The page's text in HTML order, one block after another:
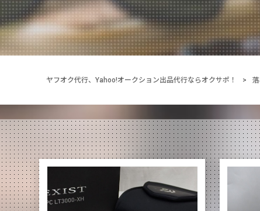
ヤフオク代行、Yahoo!オークション出品代行ならオクサポ！ >